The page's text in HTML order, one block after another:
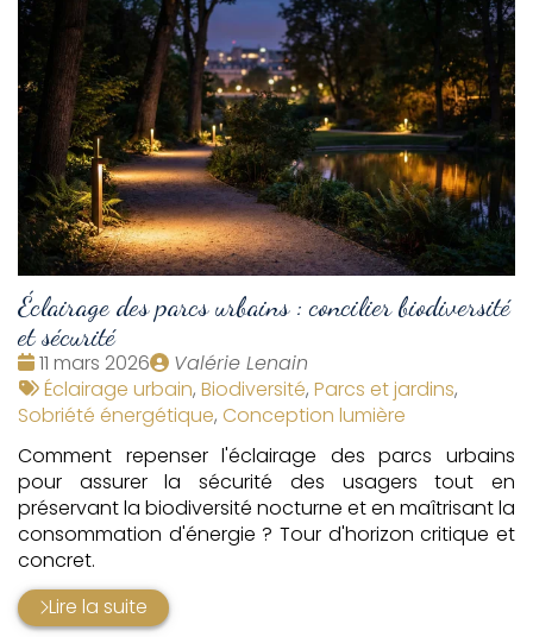
Éclairage des parcs urbains : concilier biodiversité
et sécurité
Date
:
11 mars 2026
Publié
par
Valérie Lenain
Tags
:
Éclairage urbain, Biodiversité, Parcs et jardins,
Sobriété énergétique, Conception lumière
Comment repenser l'éclairage des parcs urbains
pour assurer la sécurité des usagers tout en
préservant la biodiversité nocturne et en maîtrisant la
consommation d'énergie ? Tour d'horizon critique et
concret.
Lire la suite